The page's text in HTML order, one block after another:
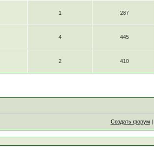
1
287
4
445
2
410
Создать форум |